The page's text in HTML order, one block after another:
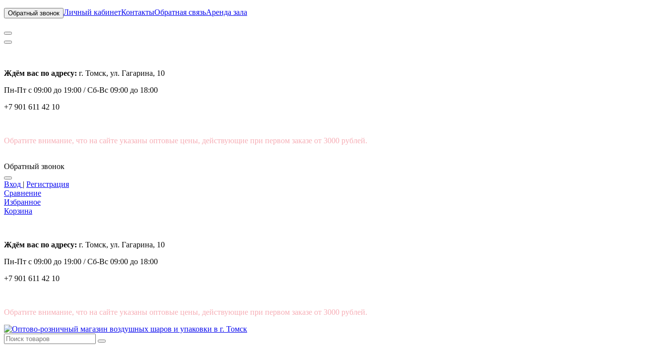
Обратный звонок Личный кабинетКонтактыОбратная связьАренда зала
Ждём вас по адресу: г. Томск, ул. Гагарина, 10
Пн-Пт с 09:00 до 19:00 /Сб-Вс 09:00 до 18:00
+7 901 611 42 10
Обратите внимание, что на сайте указаны оптовые цены, действующие при первом заказе от 3000 рублей.
Обратный звонок
Вход | Регистрация
Сравнение
Избранное
Корзина
Ждём вас по адресу: г. Томск, ул. Гагарина, 10
Пн-Пт с 09:00 до 19:00 /Сб-Вс 09:00 до 18:00
+7 901 611 42 10
Обратите внимание, что на сайте указаны оптовые цены, действующие при первом заказе от 3000 рублей.